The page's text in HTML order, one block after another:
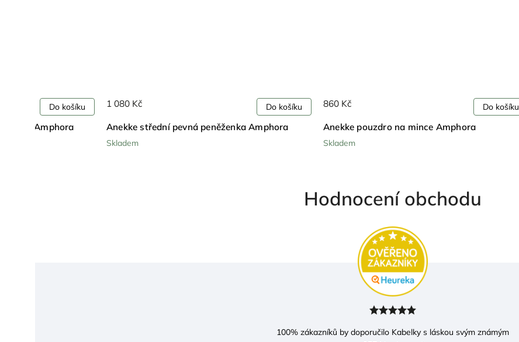
Amphora
Do košíku
Anekke střední pevná peněženka Amphora
Skladem
1 080 Kč Do košíku
Anekke pouzdro na mince Amphora
Skladem
860 Kč Do košíku
Hodnocení obchodu
100% zákazníků by doporučilo Kabelky s láskou svým známým